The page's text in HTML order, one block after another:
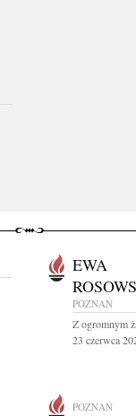
EWA
POZNAŃ
Z ogromnym
23 czerwca
POZNAŃ